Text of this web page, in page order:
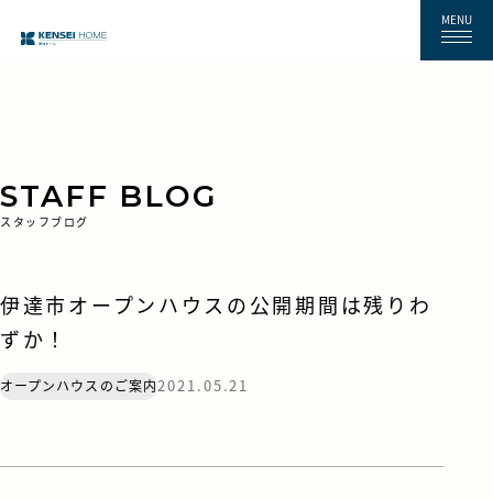
MENU
STAFF BLOG
スタッフブログ
伊達市オープンハウスの公開期間は残りわ
ずか！
オープンハウスのご案内2021.05.21